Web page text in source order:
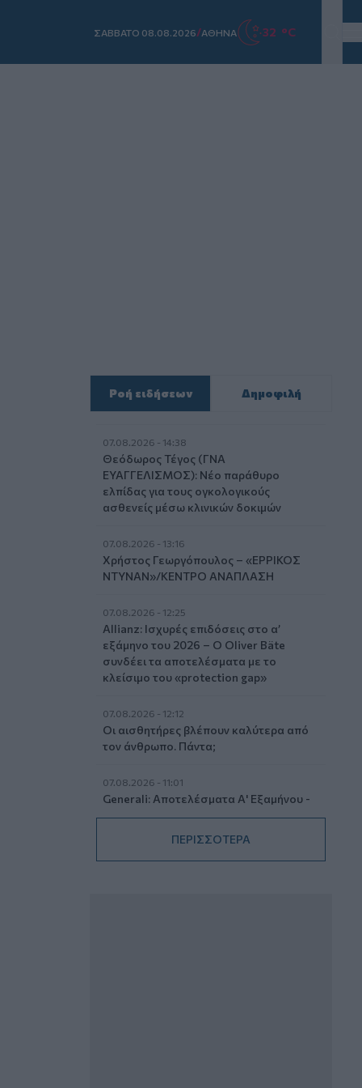
ΣAΒΒΑΤΟ 08.08.2026/ΑΘΗΝΑ 32 °C
Ροή ειδήσεων Δημοφιλή
07.08.2026 - 14:38
Θεόδωρος Τέγος (ΓΝΑ
ΕΥΑΓΓΕΛΙΣΜΟΣ): Νέο παράθυρο
ελπίδας για τους ογκολογικούς
ασθενείς μέσω κλινικών δοκιμών
07.08.2026 - 13:16
Χρήστος Γεωργόπουλος – «ΕΡΡΙΚΟΣ
ΝΤΥΝΑΝ»/ΚΕΝΤΡΟ ΑΝΑΠΛΑΣΗ
07.08.2026 - 12:25
Allianz: Ισχυρές επιδόσεις στο α’
εξάμηνο του 2026 – Ο Oliver Bäte
συνδέει τα αποτελέσματα με το
κλείσιμο του «protection gap»
07.08.2026 - 12:12
Οι αισθητήρες βλέπουν καλύτερα από
τον άνθρωπο. Πάντα;
07.08.2026 - 11:01
Generali: Αποτελέσματα Α' Εξαμήνου -
Εξαιρετική ανάπτυξη στα Λειτουργικά
Αποτελέσματα με συμβολή από όλες
τις επιχειρηματικές δραστηριότητες
ΠΕΡΙΣΣΟΤΕΡΑ